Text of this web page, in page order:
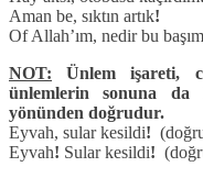
Aman be, sıktın artık!
Of Allah’ım, nedir bu
NOT: Ünlem işareti,
ünlemlerin sonuna
yönünden doğrudur.
Eyvah, sular kesildi!
Eyvah! Sular kesildi!